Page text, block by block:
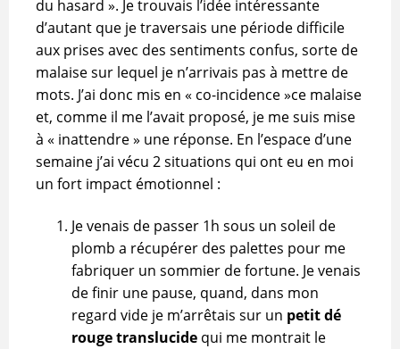
du hasard ». Je trouvais l’idée intéressante
d’autant que je traversais une période difficile
aux prises avec des sentiments confus, sorte de
malaise sur lequel je n’arrivais pas à mettre de
mots. J’ai donc mis en « co-incidence »ce malaise
et, comme il me l’avait proposé, je me suis mise
à « inattendre » une réponse. En l’espace d’une
semaine j’ai vécu 2 situations qui ont eu en moi
un fort impact émotionnel :
Je venais de passer 1h sous un soleil de
plomb a récupérer des palettes pour me
fabriquer un sommier de fortune. Je venais
de finir une pause, quand, dans mon
regard vide je m’arrêtais sur un petit dé
rouge translucide qui me montrait le